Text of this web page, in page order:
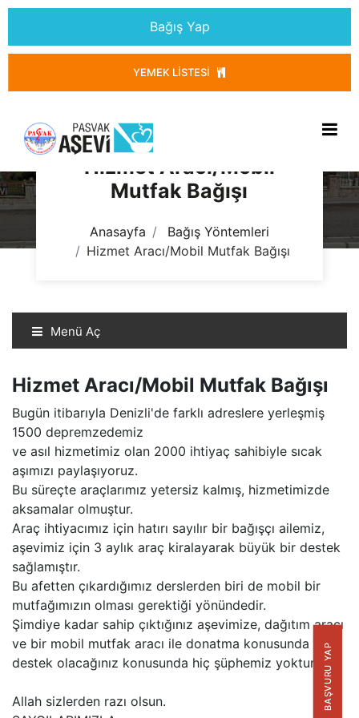
Bağış Yap
YEMEK LISTESI
BAŞVURU YAP
Hizmet Aracı/Mobil
Mutfak Bağışı
Anasayfa
Bağış Yöntemleri
Hizmet Aracı/Mobil Mutfak Bağışı
Menü Aç
Hizmet Aracı/Mobil Mutfak Bağışı
Bugün itibarıyla Denizli'de farklı adreslere yerleşmiş
1500 depremzedemiz
ve asıl hizmetimiz olan 2000 ihtiyaç sahibiyle sıcak
aşımızı paylaşıyoruz.
Bu süreçte araçlarımız yetersiz kalmış, hizmetimizde
aksamalar olmuştur.
Araç ihtiyacımız için hatırı sayılır bir bağışçı ailemiz,
aşevimiz için 3 aylık araç kiralayarak büyük bir destek
sağlamıştır.
Bu afetten çıkardığımız derslerden biri de mobil bir
mutfağımızın olması gerektiği yönündedir.
Şimdiye kadar sahip çıktığınız aşevimize, dağıtım aracı
ve bir mobil mutfak aracı ile donatma konusunda da
destek olacağınız konusunda hiç şüphemiz yoktur.
Allah sizlerden razı olsun.